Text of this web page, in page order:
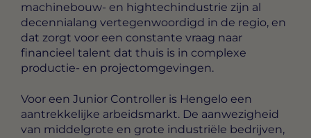
machinebouw- en hightechindustrie zijn al
decennialang vertegenwoordigd in de regio, en
dat zorgt voor een constante vraag naar
financieel talent dat thuis is in complexe
productie- en projectomgevingen.
Voor een Junior Controller is Hengelo een
aantrekkelijke arbeidsmarkt. De aanwezigheid
van middelgrote en grote industriële bedrijven,